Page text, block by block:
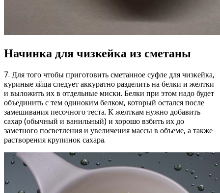
Начинка для чизкейка из сметаны
7. Для того чтобы приготовить сметанное суфле для чизкейка,
куриные яйца следует аккуратно разделить на белки и желтки
и выложить их в отдельные миски. Белки при этом надо будет
объединить с тем одиноким белком, который остался после
замешивания песочного теста. К желткам нужно добавить
сахар (обычный и ванильный) и хорошо взбить их до
заметного посветления и увеличения массы в объеме, а также
растворения крупинок сахара.